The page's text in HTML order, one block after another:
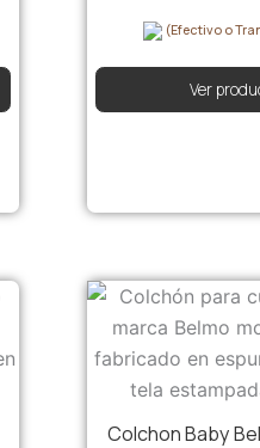
(Efectivo o
Ver
Colchon Baby